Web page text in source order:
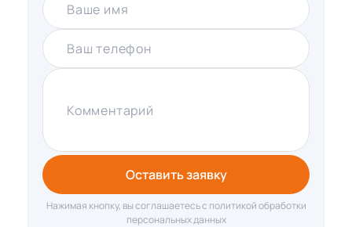
Ваше имя
Ваш телефон
Комментарий
Оставить заявку
Нажимая кнопку, вы соглашаетесь с политикой обработки
персональных данных